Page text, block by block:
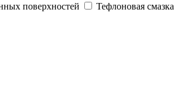
поверхностей Тефлоновая смазка